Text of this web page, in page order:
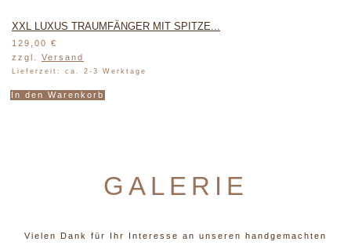
XXL LUXUS TRAUMFÄNGER MIT SPITZE...
129,00 €
zzgl. Versand
Lieferzeit: ca. 2-3 Werktage
In den Warenkorb
GALERIE
Vielen Dank für Ihr Interesse an unseren handgemachten